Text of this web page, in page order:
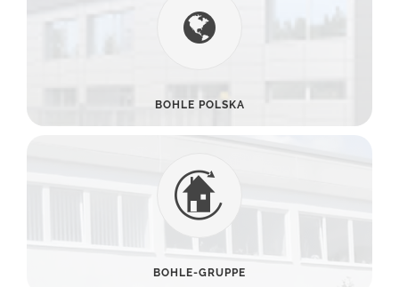
BOHLE POLSKA
BOHLE-GRUPPE